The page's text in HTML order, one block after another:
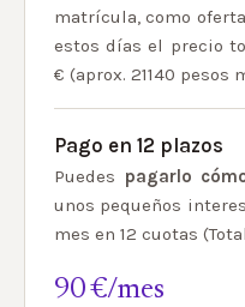
matrícula, como
estos días el precio
€ (aprox. 21140 pesos
Pago en 12 plazos
Puedes pagarlo
unos pequeños
mes en 12 cuotas
90 €/mes